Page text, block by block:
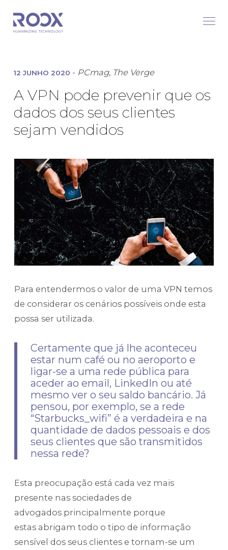
12 JUNHO 2020 - PCmag, The Verge
A VPN pode prevenir que os
dados dos seus clientes
sejam vendidos
Para entendermos o valor de uma VPN temos
de considerar os cenários possíveis onde esta
possa ser utilizada.
Certamente que já lhe aconteceu
estar num café ou no aeroporto e
ligar-se a uma rede pública para
aceder ao email, LinkedIn ou até
mesmo ver o seu saldo bancário. Já
pensou, por exemplo, se a rede
“Starbucks_wifi” é a verdadeira e na
quantidade de dados pessoais e dos
seus clientes que são transmitidos
nessa rede?
Esta preocupação está cada vez mais
presente nas sociedades de
advogados principalmente porque
estas abrigam todo o tipo de informação
sensível dos seus clientes e tornam-se um